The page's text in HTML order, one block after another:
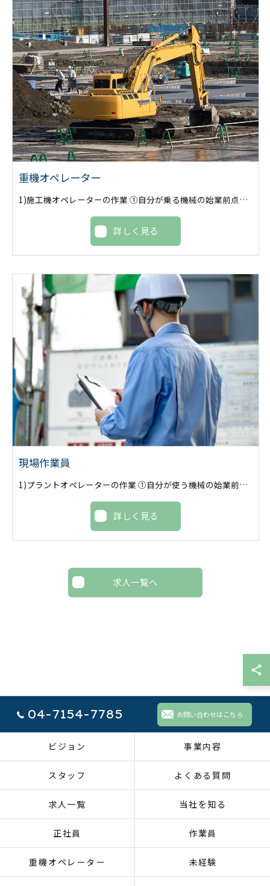
重機オペレーター
1)施工機オペレーターの作業 ①自分が乗る機械の始業前点検(オイル,水,ミルク)暖気運転等 ②混ぜる箇所まで自走していき機械をセットします。 ③準備ができたら設定深度まで貫入していきミルクを出しながら改良していきます。 ④後は機械に設置してある管理計器を確認しながら進めていきます。 ⑤一日分の改良が終わったら撹拌機の清掃です。圧をかけた水で綺麗に洗い流します。 ⑥洗い終わったら機械に異常がないか点検して終了です。 2)補助オペレーターの作業 ①自分が乗る機械の始業前点検(オイル,水,ベルト)暖気運転等 ②施工機を設置する場所に鉄板を敷きます。 ③改良が始まったら次の改良個所の段取り作業をします。手が空いたら手元作業も手伝います。 ④改良が終わった場所から整地していきます。 ⑤一日分の改良が終わり改良機を清掃している間は整地。次の日の段取りをします。 ⑥最後は現場と機械を綺麗にして終了です。
詳しく見る
現場作業員
1)プラントオペレーターの作業 ①自分が使う機械の始業前点検をします。 ②点検をしたら決められた量の水とセメントを練りミルクを作ります。(基本機械が自動で作ります。) ③準備ができたら改良機のオペレーターと無線で連絡を取りミルクを送ります。 ④改良が始まったら機械が正常に動いているか監視します。チャート機という管理計器で規定の数量までミルクを送ります。 ⑤一日分の数量を送り切ったら高圧洗浄機でプラントを綺麗に清掃していきます。 ⑥最後は各部綺麗になっているか点検して終了です。 2)手元作業の作業 ①改良する箇所を石灰等でラインを引きます。機械のオペレーターに分かりやすく引きます。 ②改良中は石灰を引きなおしたり機械がホース等踏まないように合図や片づけをします。 ③改良範囲から機械がはみ出していないかもしくは足りていない等も確認しオペレーターに合図します。 ④改良が終わったら機械を綺麗に洗い流します。 ⑤最後は現場内、機械周りを綺麗にして終了です。
詳しく見る
求人一覧へ
04-7154-7785 お問い合わせはこちら
ビジョン 事業内容
スタッフ よくある質問
求人一覧 当社を知る
正社員 作業員
重機オペレーター 未経験